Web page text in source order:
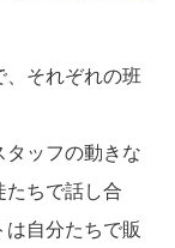
それぞれの班
ッフの動きな
たちで話し合
自分たちで販